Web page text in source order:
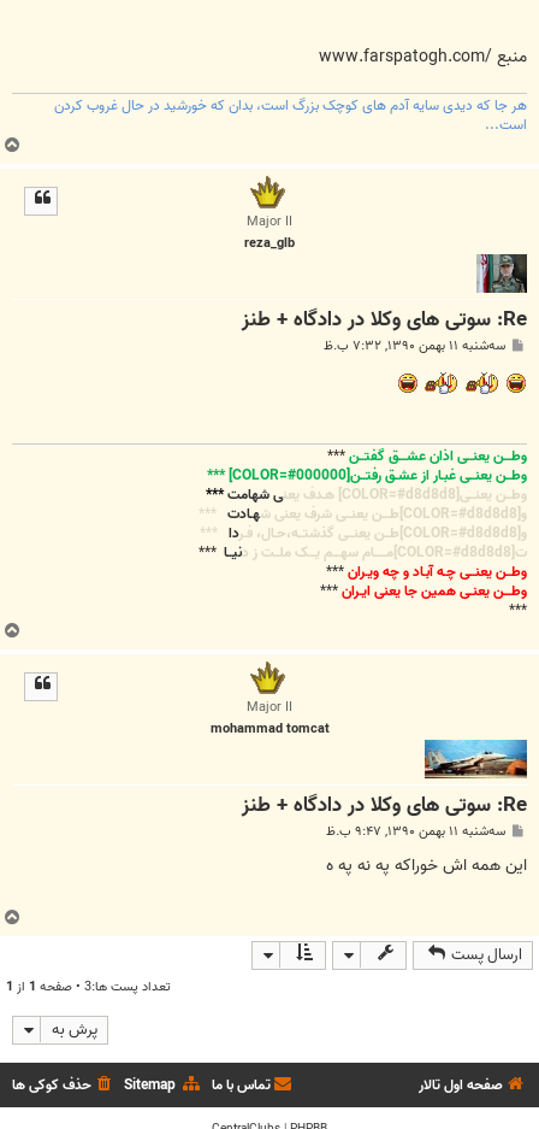
منبع /www.farspatogh.com
هر جا که دیدی سایه آدم های کوچک بزرگ است، بدان که خورشید در حال غروب کردن
است...
Major II
reza_glb
Re: سوتی های وکلا در دادگاه + طنز
ت
سه‌شنبه ۱۱ بهمن ۱۳۹۰, ۷:۳۲ ب.ظ
وطـــن یعنــی اذان عشـــق گفتــن***
وطــن یعنــی غبـار از عشـق رفتــن[COLOR=#000000] ***
وطــن یعنــی[COLOR=#d8d8d8] هـدف یعن
ی شهامت***
و[COLOR=#d8d8d8]طـــن یعنــی شرف یعنی ش
هـادت ***
و[COLOR=#d8d8d8]طــن یعنــی گذشتــه،حـال، فـر
دا ***
ت[COLOR=#d8d8d8]مـــــام سهـــم یـــک ملــت ز د
نیــا ***
وطــن یعنــی چـه آبـاد و چه ویـران***
وطـــن یعنـی همین جا یعنی ایـران***
***
Major II
mohammad tomcat
Re: سوتی های وکلا در دادگاه + طنز
ت
سه‌شنبه ۱۱ بهمن ۱۳۹۰, ۹:۴۷ ب.ظ
این همه اش خوراکه په نه په ه
ارسال پست
تعداد پست ها:3 • صفحه 1 از 1
پرش به
صفحه اول تالار حذف کوکی ها Sitemap تماس با ما